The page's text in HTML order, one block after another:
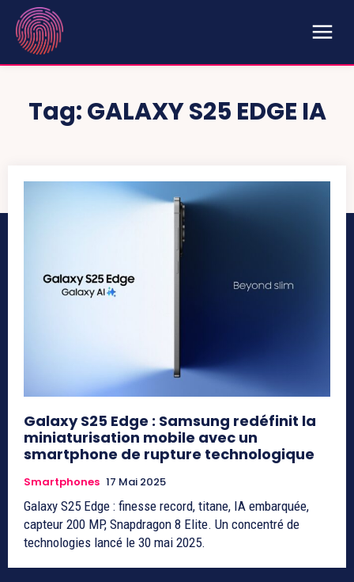
Tag:GALAXY S25 EDGE IA
Galaxy S25 Edge : Samsung redéfinit la
miniaturisation mobile avec un
smartphone de rupture technologique
Smartphones 17 Mai 2025
Galaxy S25 Edge : finesse record, titane, IA embarquée,
capteur 200 MP, Snapdragon 8 Elite. Un concentré de
technologies lancé le 30 mai 2025.